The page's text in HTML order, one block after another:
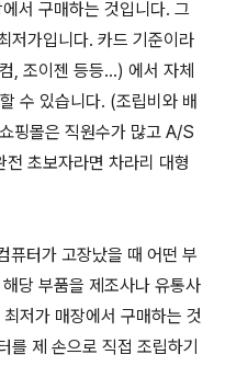
서 구매하는 것입니다. 그
저가입니다. 카드 기준이라
, 조이젠 등등...) 에서 자체
수 있습니다. (조립비와 배
핑몰은 직원수가 많고 A/S
초보자라면 차라리 대형
퓨터가 고장났을 때 어떤 부
당 부품을 제조사나 유통사
저가 매장에서 구매하는 것
를 제 손으로 직접 조립하기